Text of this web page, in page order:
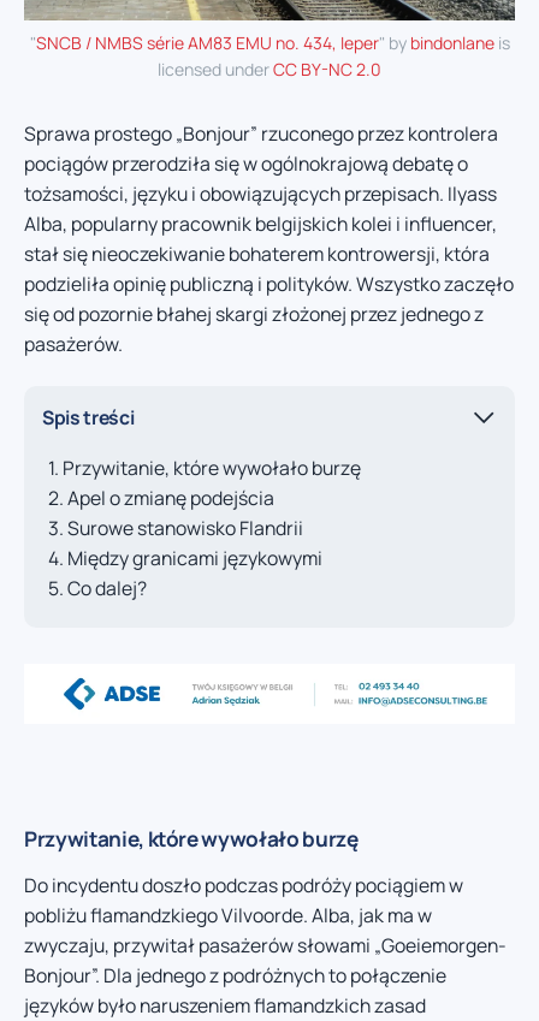
"SNCB / NMBS série AM83 EMU no. 434, Ieper" by bindonlaneis
licensed underCC BY-NC 2.0
Sprawa prostego „Bonjour” rzuconego przez kontrolera
pociągów przerodziła się w ogólnokrajową debatę o
tożsamości, języku i obowiązujących przepisach. Ilyass
Alba, popularny pracownik belgijskich kolei i influencer,
stał się nieoczekiwanie bohaterem kontrowersji, która
podzieliła opinię publiczną i polityków. Wszystko zaczęło
się od pozornie błahej skargi złożonej przez jednego z
pasażerów.
Spis treści
Przywitanie, które wywołało burzę
Apel o zmianę podejścia
Surowe stanowisko Flandrii
Między granicami językowymi
Co dalej?
Przywitanie, które wywołało burzę
Do incydentu doszło podczas podróży pociągiem w
pobliżu flamandzkiego Vilvoorde. Alba, jak ma w
zwyczaju, przywitał pasażerów słowami „Goeiemorgen-
Bonjour”. Dla jednego z podróżnych to połączenie
języków było naruszeniem flamandzkich zasad